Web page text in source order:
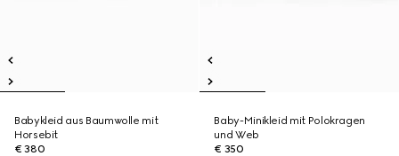
Babykleid aus Baumwolle mit
Horsebit
€ 380
Baby-Minikleid mit Polokragen
und Web
€ 350